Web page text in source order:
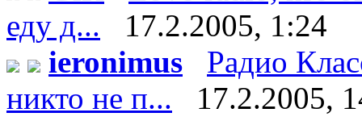
еду д...
17.2.2005, 1:24
ieronimus
Радио
никто не п...
17.2.2005,